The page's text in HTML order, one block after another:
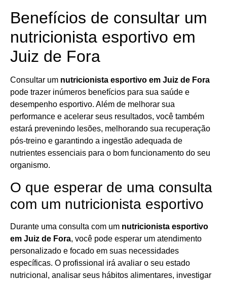
Benefícios de consultar um
nutricionista esportivo em
Juiz de Fora
Consultar um nutricionista esportivo em Juiz de Fora
pode trazer inúmeros benefícios para sua saúde e
desempenho esportivo. Além de melhorar sua
performance e acelerar seus resultados, você também
estará prevenindo lesões, melhorando sua recuperação
pós-treino e garantindo a ingestão adequada de
nutrientes essenciais para o bom funcionamento do seu
organismo.
O que esperar de uma consulta
com um nutricionista esportivo
Durante uma consulta com um nutricionista esportivo
em Juiz de Fora, você pode esperar um atendimento
personalizado e focado em suas necessidades
específicas. O profissional irá avaliar o seu estado
nutricional, analisar seus hábitos alimentares, investigar